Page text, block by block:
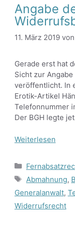
Angabe
11. März 2019 von
Gerade erst hat
Sicht zur
veröffentlicht. In
Erotik-Artikel
Telefonnummer
Der BGH legte
Weiterlesen
Kategorien
Schlagwörter
Abmahnung,
Generalanwalt,
Widerrufsrecht